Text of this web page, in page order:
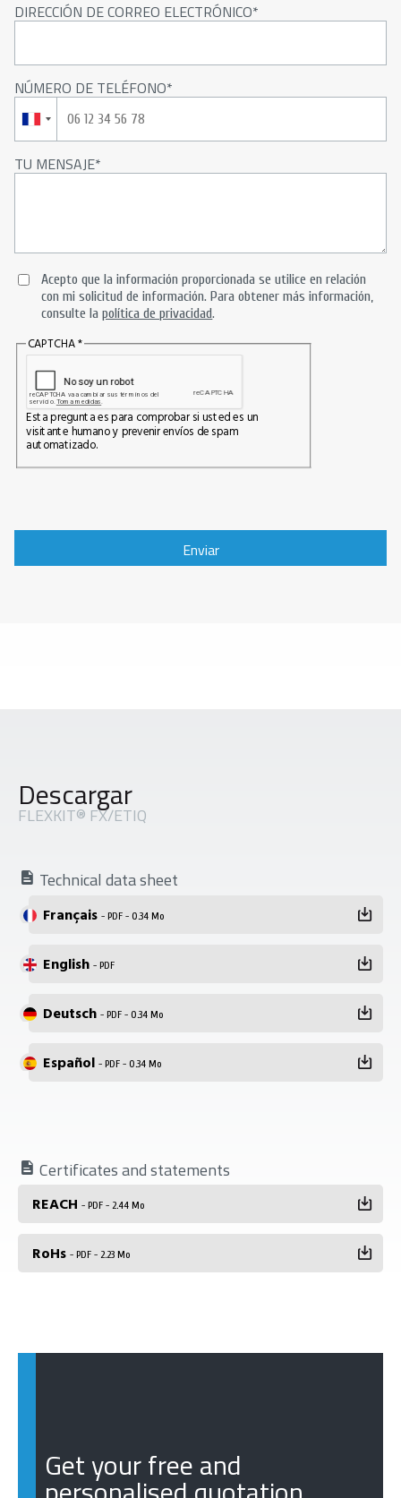
DIRECCIÓN DE CORREO ELECTRÓNICO
NÚMERO DE TELÉFONO
TU MENSAJE
Acepto que la información proporcionada se utilice en relación
con mi solicitud de información. Para obtener más información,
consulte lapolítica de privacidad.
CAPTCHA
Esta pregunta es para comprobar si usted es un
visitante humano y prevenir envíos de spam
automatizado.
Enviar
Descargar
FLEXKIT® FX/ETIQ
Technical data sheet
Français - PDF - 0.34 Mo
English - PDF
Deutsch - PDF - 0.34 Mo
Español - PDF - 0.34 Mo
Certificates and statements
REACH - PDF - 2.44 Mo
RoHs - PDF - 2.23 Mo
Get your free and